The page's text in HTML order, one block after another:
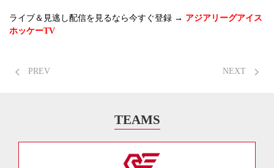
ライブ＆見逃し配信を見るなら今すぐ登録 → アジアリーグアイス
ホッケーTV
PREV NEXT
TEAMS